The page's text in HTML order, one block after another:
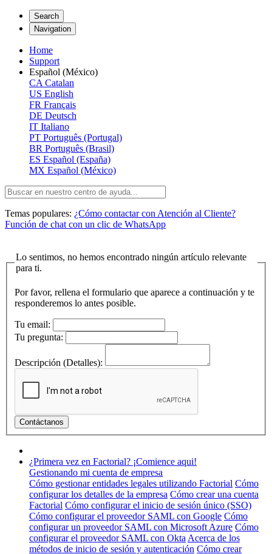
Search
Navigation
Home
Support
Español (México)
CA Catalan
US English
FR Français
DE Deutsch
IT Italiano
PT Português (Portugal)
BR Português (Brasil)
ES Español (España)
MX Español (México)
Temas populares: ¿Cómo contactar con Atención al Cliente?
Función de chat con un clic de WhatsApp
Lo sentimos, no hemos encontrado ningún artículo relevante
para ti.
Por favor, rellena el formulario que aparece a continuación y te
responderemos lo antes posible.
Tu email:
Tu pregunta:
Descripción (Detalles):
¿Primera vez en Factorial? ¡Comience aqui!
Gestionando mi cuenta de empresa
Cómo gestionar entidades legales utilizando Factorial Cómo
configurar los detalles de la empresa Cómo crear una cuenta
Factorial Cómo configurar el inicio de sesión único (SSO)
Cómo configurar el proveedor SAML con Google Cómo
configurar un proveedor SAML con Microsoft Azure Cómo
configurar el proveedor SAML con Okta Acerca de los
métodos de inicio de sesión y autenticación Cómo crear